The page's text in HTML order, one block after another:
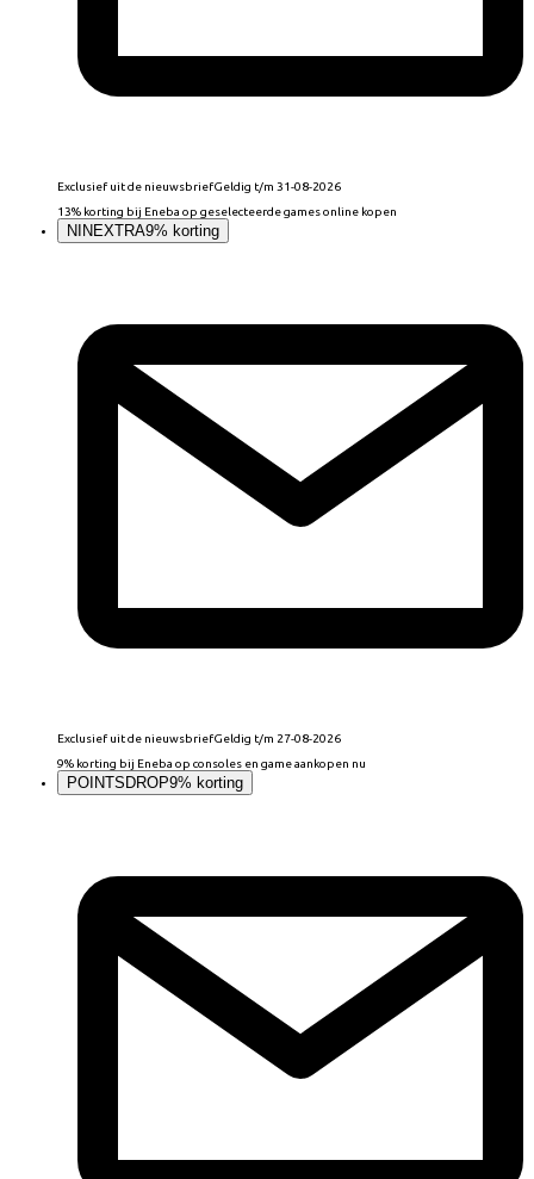
Exclusief uit de nieuwsbriefGeldig t/m 31-08-2026
13% korting bij Eneba op geselecteerde games online kopen
NINEXTRA9% korting
Exclusief uit de nieuwsbriefGeldig t/m 27-08-2026
9% korting bij Eneba op consoles en game aankopen nu
POINTSDROP9% korting